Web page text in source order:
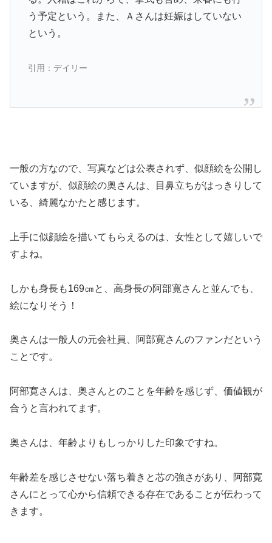
う予定という。また、Ａさんは妊娠はしていない
という。
引用：デイリー
一般の方なので、写真などは公表されず、似顔絵を公開し
ていますが、似顔絵の奥さんは、目鼻立ちがはっきりして
いる、綺麗なかたと感じます。
上手に似顔絵を描いてもらえるのは、女性として嬉しいで
すよね。
しかも身長も169㎝と、高身長の阿部寛さんと並んでも、
絵になりそう！
奥さんは一般人の元会社員、阿部寛さんのファンだという
ことです。
阿部寛さんは、奥さんとのことを年齢を感じず、価値観が
合うと言われてます。
奥さんは、年齢よりもしっかりした印象ですね。
年齢差を感じさせない落ち着きと芯の強さがあり、阿部寛
さんにとって心から信頼できる存在であることが伝わって
きます。